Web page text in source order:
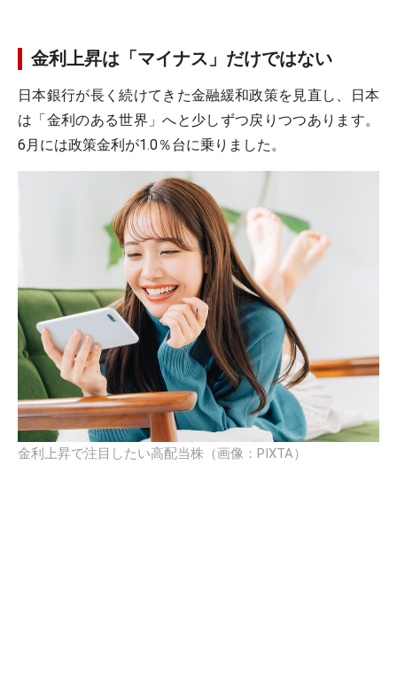
金利上昇は「マイナス」だけではない
日本銀行が長く続けてきた金融緩和政策を見直し、日本
は「金利のある世界」へと少しずつ戻りつつあります。
6月には政策金利が1.0％台に乗りました。
金利上昇で注目したい高配当株（画像：PIXTA）